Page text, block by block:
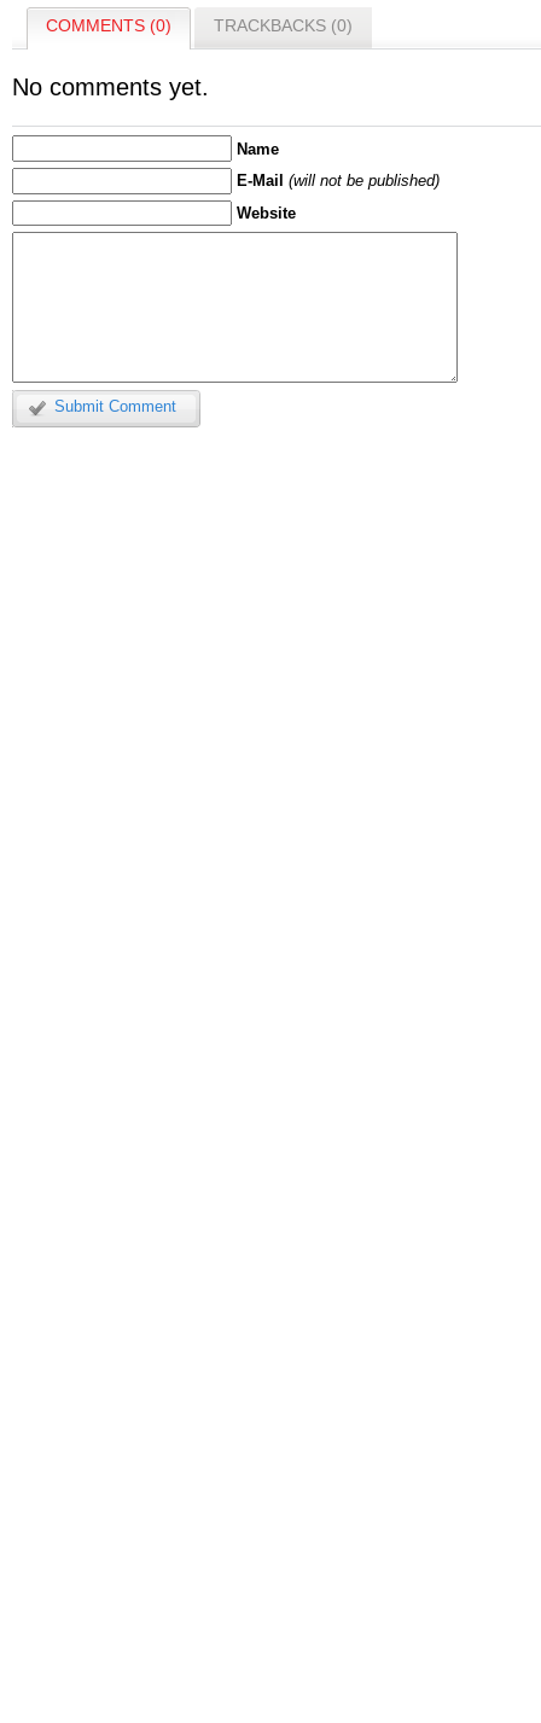
COMMENTS (0) TRACKBACKS (0)
No comments yet.
Name
E-Mail(will not be published)
Website
Submit Comment